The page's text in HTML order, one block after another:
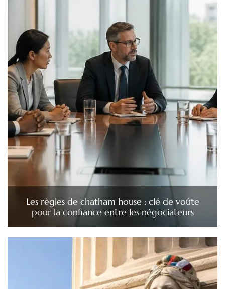
Les règles de chatham house : clé de voûte
pour la confiance entre les négociateurs